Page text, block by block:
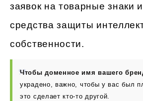
заявок на товарные знаки
средства защиты
собственности.
Чтобы доменное имя вашего
украдено, важно, чтобы у вас был
это сделает кто-то другой.